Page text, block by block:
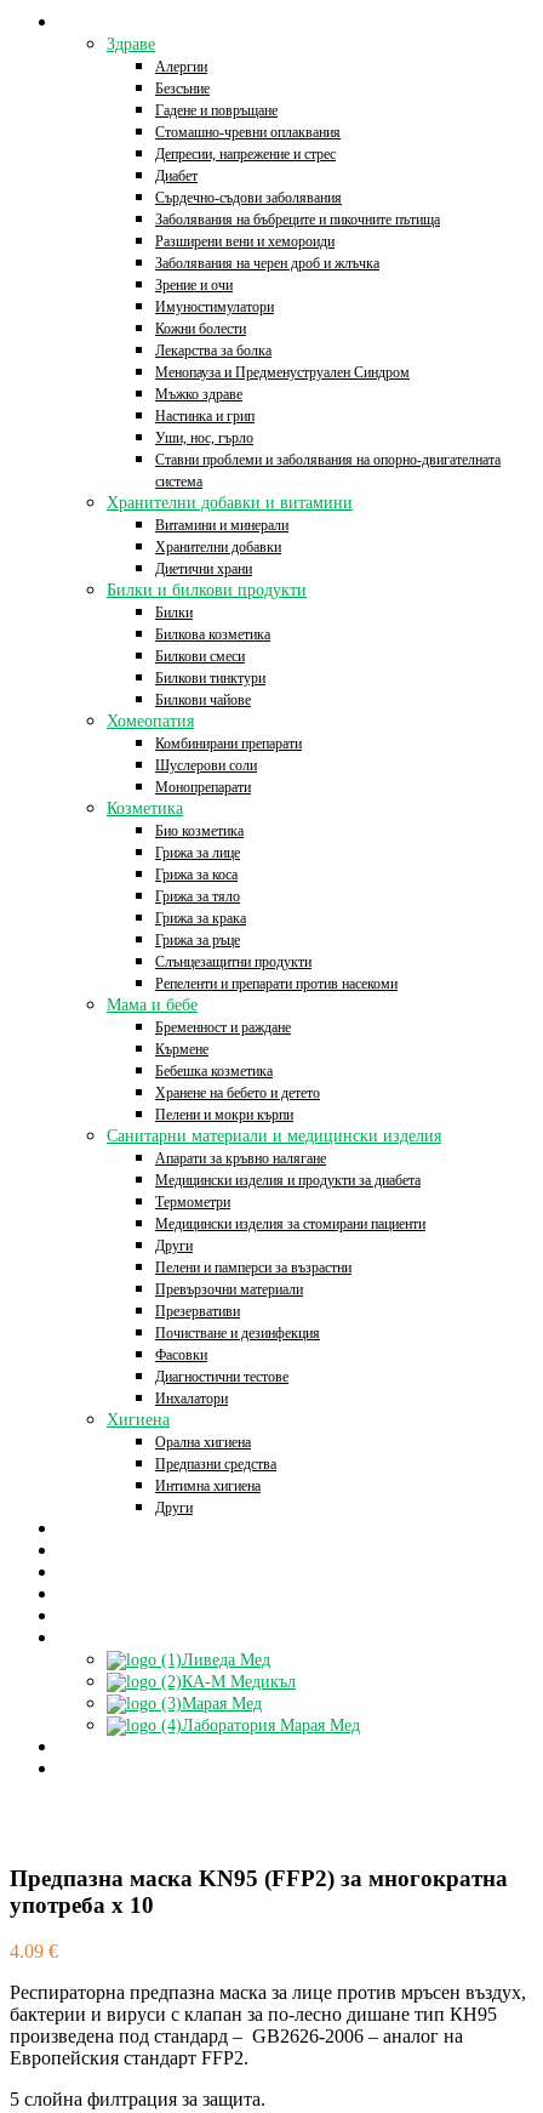
Здраве
Алергии
Безсъние
Гадене и повръщане
Стомашно-чревни оплаквания
Депресии, напрежение и стрес
Диабет
Сърдечно-съдови заболявания
Заболявания на бъбреците и пикочните пътища
Разширени вени и хемороиди
Заболявания на черен дроб и жлъчка
Зрение и очи
Имуностимулатори
Кожни болести
Лекарства за болка
Менопауза и Предменуструален Синдром
Мъжко здраве
Настинка и грип
Уши, нос, гърло
Ставни проблеми и заболявания на опорно-двигателната
система
Хранителни добавки и витамини
Витамини и минерали
Хранителни добавки
Диетични храни
Билки и билкови продукти
Билки
Билкова козметика
Билкови смеси
Билкови тинктури
Билкови чайове
Хомеопатия
Комбинирани препарати
Шуслерови соли
Монопрепарати
Козметика
Био козметика
Грижа за лице
Грижа за коса
Грижа за тяло
Грижа за крака
Грижа за ръце
Слънцезащитни продукти
Репеленти и препарати против насекоми
Мама и бебе
Бременност и раждане
Кърмене
Бебешка козметика
Хранене на бебето и детето
Пелени и мокри кърпи
Санитарни материали и медицински изделия
Апарати за кръвно налягане
Медицински изделия и продукти за диабета
Термометри
Медицински изделия за стомирани пациенти
Други
Пелени и памперси за възрастни
Превързочни материали
Презервативи
Почистване и дезинфекция
Фасовки
Диагностични тестове
Инхалатори
Хигиена
Орална хигиена
Предпазни средства
Интимна хигиена
Други
Ливеда Мед
КА-М Медикъл
Марая Мед
Лаборатория Марая Мед
Предпазна маска KN95 (FFP2) за многократна
употреба x 10
4.09 €
Респираторна предпазна маска за лице против мръсен въздух,
бактерии и вируси с клапан за по-лесно дишане тип КН95
произведена под стандард – GB2626-2006 – аналог на
Европейския стандарт FFP2.
5 слойна филтрация за защита.